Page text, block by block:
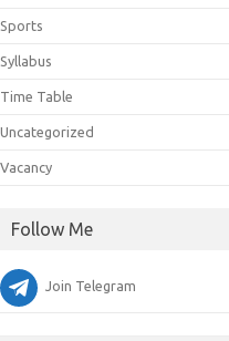
Sports
Syllabus
Time Table
Uncategorized
Vacancy
Follow Me
Join Telegram